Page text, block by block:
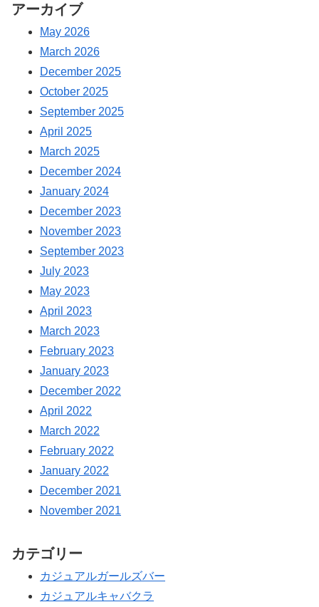
アーカイブ
May 2026
March 2026
December 2025
October 2025
September 2025
April 2025
March 2025
December 2024
January 2024
December 2023
November 2023
September 2023
July 2023
May 2023
April 2023
March 2023
February 2023
January 2023
December 2022
April 2022
March 2022
February 2022
January 2022
December 2021
November 2021
カテゴリー
カジュアルガールズバー
カジュアルキャバクラ